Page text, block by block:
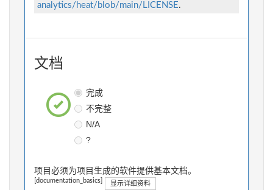
analytics/heat/blob/main/LICENSE.
文档
完成
不完整
N/A
?
项目必须为项目生成的软件提供基本文档。
[documentation_basics] 显示详细资料